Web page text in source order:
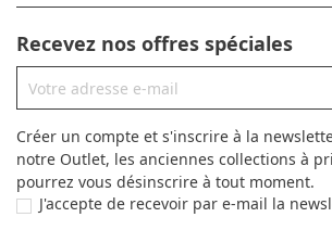
Recevez nos offres spéciales
Créer un compte et s'inscrire à la
notre Outlet, les anciennes collections à
pourrez vous désinscrire à tout moment.
J'accepte de recevoir par e-mail la